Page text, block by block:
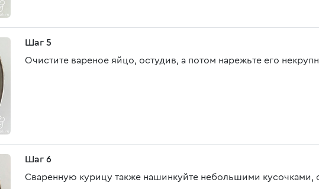
Шаг 5
Очистите вареное яйцо, остудив, а потом нарежьте его
Шаг 6
Сваренную курицу также нашинкуйте небольшими кусочками,